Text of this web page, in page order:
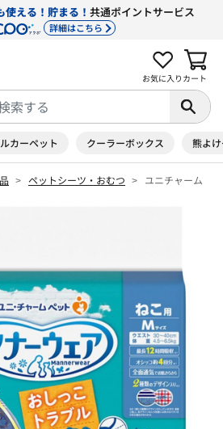
える！貯まる！ 共通ポイントサービス
詳細はこちら
お気に入り カート
カーペット クーラーボックス 熊よ
ペットシーツ・おむつ ユニチャーム